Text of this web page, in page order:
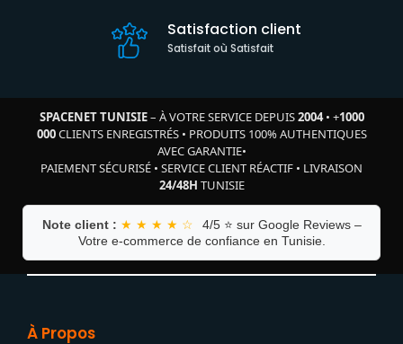
Satisfaction client
Satisfait où Satisfait
SPACENET TUNISIE– À VOTRE SERVICE DEPUIS2004• +1000
000CLIENTS ENREGISTRÉS• PRODUITS 100% AUTHENTIQUES
AVEC GARANTIE•
PAIEMENT SÉCURISÉ • SERVICE CLIENT RÉACTIF • LIVRAISON
24/48H TUNISIE
Note client : ★ ★ ★ ★ ☆
4/5 ⭐ sur Google Reviews –
Votre e-commerce de confiance en Tunisie.
À Propos